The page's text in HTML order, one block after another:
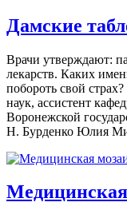
Дамские
Врачи утверждают:
лекарств. Каких
побороть свой
наук, ассистент
Воронежской
Н. Бурденко Юлия